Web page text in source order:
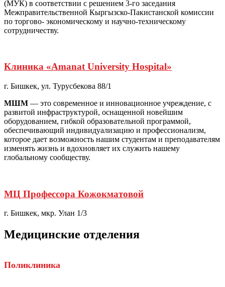
(МУК) в соответствии с решением 3-го заседания
Межправительственной Кыргызско-Пакистанской комиссии
по торгово- экономическому и научно-техническому
сотрудничеству.
Клиника «Amanat University Hospital»
г. Бишкек, ул. Турусбекова 88/1
МШМ — это современное и инновационное учреждение, с
развитой инфраструктурой, оснащенной новейшим
оборудованием, гибкой образовательной программой,
обеспечивающий индивидуализацию и профессионализм,
которое дает возможность нашим студентам и преподавателям
изменять жизнь и вдохновляет их служить нашему
глобальному сообществу.
МЦ Профессора Кожокматовой
г. Бишкек, мкр. Улан 1/3
Медицинские отделения
Поликлиника